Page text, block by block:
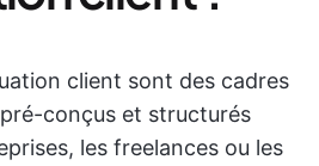
client sont des cadres
conçus et structurés
les freelances ou les